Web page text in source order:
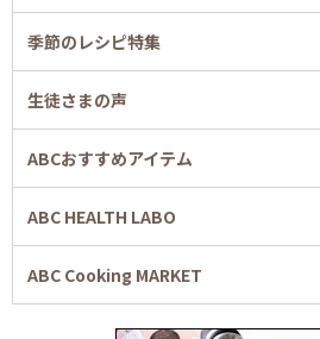
季節のレシピ特集
生徒さまの声
ABCおすすめアイテム
ABC HEALTH LABO
ABC Cooking MARKET